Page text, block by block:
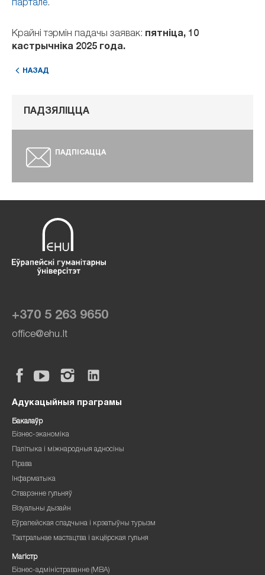
партале.
Крайні тэрмін падачы заявак: пятніца, 10
кастрычніка 2025 года.
НАЗАД
ПАДЗЯЛІЦЦА
ПАДПІСАЦЦА
+370 5 263 9650
office@ehu.lt
Адукацыйныя праграмы
Бакалаўр
Бізнес-эканоміка
Палітыка і міжнародныя адносіны
Права
Інфарматыка
Стварэнне гульняў
Візуальны дызайн
Еўрапейская спадчына і крэатыўны турызм
Тэатральнае мастацтва і акцёрская гульня
Магістр
Бізнес-адміністраванне (MBA)